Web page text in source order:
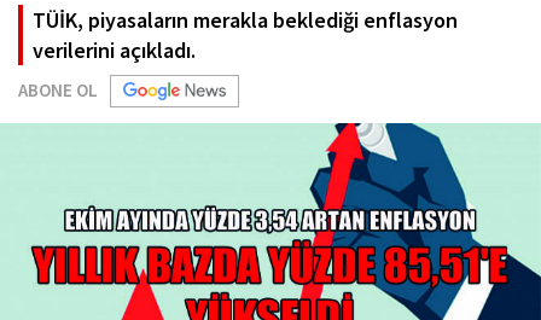
TÜİK, piyasaların merakla beklediği enflasyon
verilerini açıkladı.
ABONE OL